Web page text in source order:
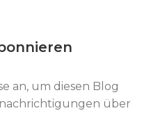
an, um diesen Blog
über